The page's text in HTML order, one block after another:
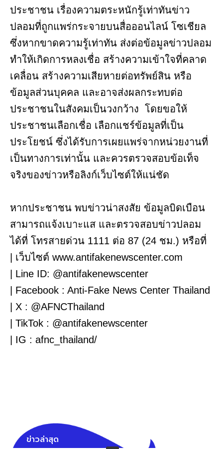
ประชาชน เรื่องความตระหนักรู้เท่าทันข่าว
ปลอมที่ถูกแพร่กระจายบนสื่อออนไลน์ โซเชียล
ซึ่งหากขาดความรู้เท่าทัน ส่งต่อข้อมูลข่าวปลอม
ทำให้เกิดการหลงเชื่อ สร้างความเข้าใจที่คลาด
เคลื่อน สร้างความเสียหายต่อทรัพย์สิน หรือ
ข้อมูลส่วนบุคคล และอาจส่งผลกระทบต่อ
ประชาชนในสังคมเป็นวงกว้าง โดยขอให้
ประชาชนเลือกเชื่อ เลือกแชร์ข้อมูลที่เป็น
ประโยชน์ ซึ่งได้รับการเผยแพร่จากหน่วยงานที่
เป็นทางการเท่านั้น และควรตรวจสอบข้อเท็จ
จริงของข่าวหรือลิงก์เว็บไซต์ให้แน่ชัด
หากประชาชน พบข่าวน่าสงสัย ข้อมูลบิดเบือน
สามารถแจ้งเบาะแส และตรวจสอบข่าวปลอม
ได้ที่ โทรสายด่วน 1111 ต่อ 87 (24 ชม.) หรือที่
| เว็บไซต์ www.antifakenewscenter.com
| Line ID: @antifakenewscenter
| Facebook : Anti-Fake News Center Thailand
| X : @AFNCThailand
| TikTok : @antifakenewscenter
| IG : afnc_thailand/
ข่าวล่าสุด